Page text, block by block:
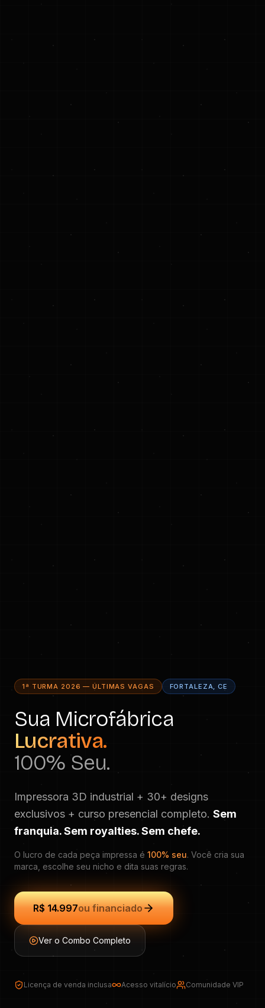
1ª TURMA 2026 — ÚLTIMAS VAGAS FORTALEZA, CE
Sua Microfábrica
Lucrativa.
100% Seu.
Impressora 3D industrial + 30+ designs
exclusivos + curso presencial completo. Sem
franquia. Sem royalties. Sem chefe.
O lucro de cada peça impressa é 100% seu. Você cria sua
marca, escolhe seu nicho e dita suas regras.
R$ 14.997ou financiado
Ver o Combo Completo
Licença de venda inclusa Acesso vitalício Comunidade VIP